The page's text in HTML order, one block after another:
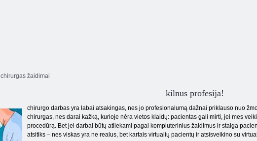
chirurgas žaidimai
kilnus profesija!
chirurgo darbas yra labai atsakingas, nes jo profesionalumą dažnai priklauso nuo
chirurgas, nes darai kažką, kurioje nėra vietos klaidų: pacientas gali mirti, jei mes
procedūrą. Bet jei darbai būtų atliekami pagal kompiuterinius žaidimus ir staiga
atsitiks – nes viskas yra ne realus, bet kartais virtualių pacientų ir atsisveikino su